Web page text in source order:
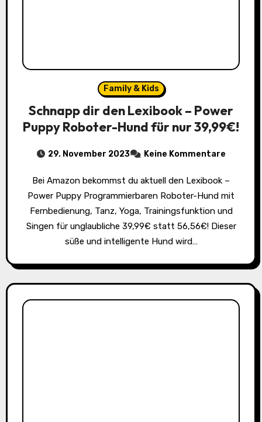
Family & Kids
Schnapp dir den Lexibook – Power
Puppy Roboter-Hund für nur 39,99€!
29. November 2023 Keine Kommentare
Bei Amazon bekommst du aktuell den Lexibook –
Power Puppy Programmierbaren Roboter-Hund mit
Fernbedienung, Tanz, Yoga, Trainingsfunktion und
Singen für unglaubliche 39,99€ statt 56,56€! Dieser
süße und intelligente Hund wird…